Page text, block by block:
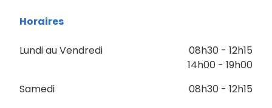
Horaires
Lundi au Vendredi
08h30 - 12h15
14h00 - 19h00
Samedi
08h30 - 12h15